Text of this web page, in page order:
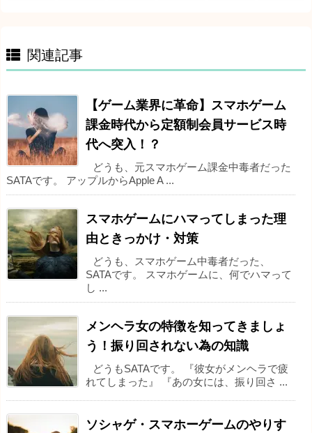
関連記事
【ゲーム業界に革命】スマホゲーム
課金時代から定額制会員サービス時
代へ突入！？
どうも、元スマホゲーム課金中毒者だった
SATAです。 アップルからApple A ...
スマホゲームにハマってしまった理
由ときっかけ・対策
どうも、スマホゲーム中毒者だった、
SATAです。 スマホゲームに、何でハマって
し ...
メンヘラ女の特徴を知ってきましょ
う！振り回されない為の知識
どうもSATAです。 『彼女がメンヘラで疲
れてしまった』 『あの女には、振り回さ ...
ソシャゲ・スマホーゲームのやりす